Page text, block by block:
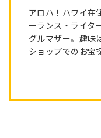
アロハ！ハワイ在
ーランス・ライタ
グルマザー。趣味
ショップでのお宝